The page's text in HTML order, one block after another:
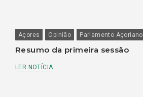
Açores Opinião Parlamento Açoriano
Resumo da primeira sessão
LER NOTÍCIA